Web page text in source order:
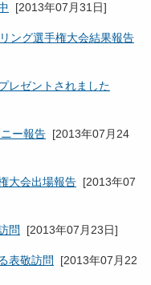
[2013年07月31日]
ング選手権大会結果報告
レゼントされました
ー報告 [2013年07月24
大会出場報告 [2013年07
問 [2013年07月23日]
表敬訪問 [2013年07月22